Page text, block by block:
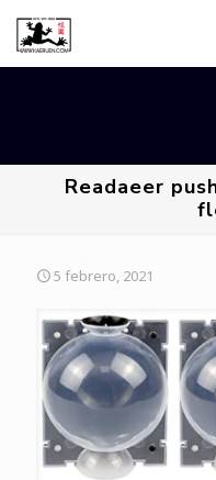
Readaeer
5 febrero, 2021